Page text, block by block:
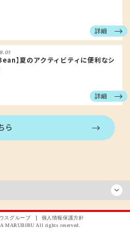
詳細
】夏のアクティビティに便利なシ
詳細
ら
スグループ
個人情報保護方針
MARUBIRU All rights reserved.